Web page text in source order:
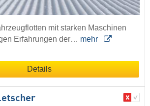
mit starken Maschinen
Erfahrungen der… mehr
Details